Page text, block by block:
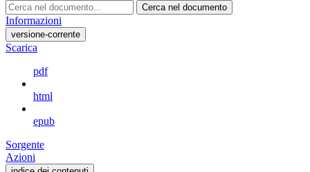
Cerca nel documento
Informazioni
versione-corrente
Scarica
pdf
html
epub
Sorgente
Azioni